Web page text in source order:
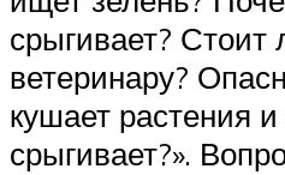
срыгивает? Стоит
ветеринару?
кушает растения
срыгивает?».